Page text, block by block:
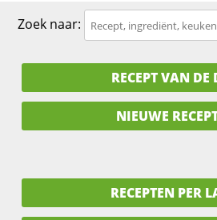
Zoek naar:
RECEPT VAN DE
NIEUWE
RECEPTEN PER